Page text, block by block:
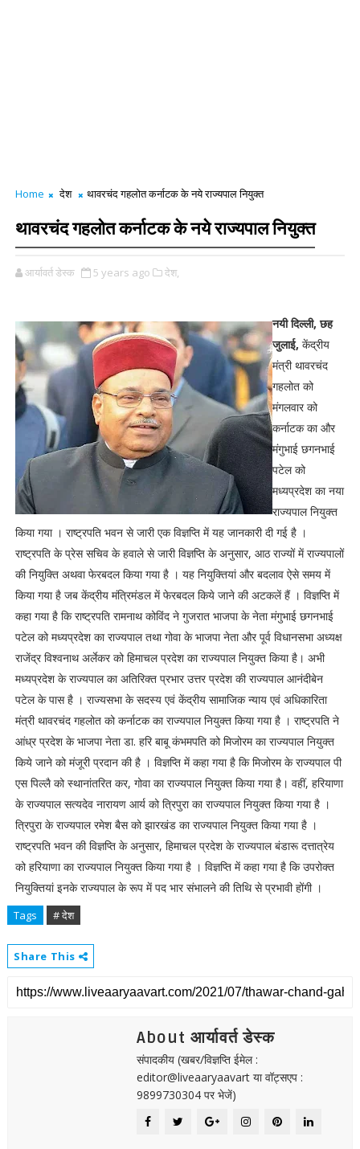
Home देश थावरचंद गहलोत कर्नाटक के नये राज्यपाल नियुक्त
थावरचंद गहलोत कर्नाटक के नये राज्यपाल नियुक्त
आर्यावर्त डेस्क 5 years ago देश,
नयी दिल्ली, छह
जुलाई, केंद्रीय
मंत्री थावरचंद
गहलोत को
मंगलवार को
कर्नाटक का और
मंगुभाई छगनभाई
पटेल को
मध्यप्रदेश का नया
राज्यपाल नियुक्त
किया गया । राष्ट्रपति भवन से जारी एक विज्ञप्ति में यह जानकारी दी गई है ।
राष्ट्रपति के प्रेस सचिव के हवाले से जारी विज्ञप्ति के अनुसार, आठ राज्यों में राज्यपालों
की नियुक्ति अथवा फेरबदल किया गया है । यह नियुक्तियां और बदलाव ऐसे समय में
किया गया है जब केंद्रीय मंत्रिमंडल में फेरबदल किये जाने की अटकलें हैं । विज्ञप्ति में
कहा गया है कि राष्ट्रपति रामनाथ कोविंद ने गुजरात भाजपा के नेता मंगुभाई छगनभाई
पटेल को मध्यप्रदेश का राज्यपाल तथा गोवा के भाजपा नेता और पूर्व विधानसभा अध्यक्ष
राजेंद्र विश्वनाथ अर्लेकर को हिमाचल प्रदेश का राज्यपाल नियुक्त किया है। अभी
मध्यप्रदेश के राज्यपाल का अतिरिक्त प्रभार उत्तर प्रदेश की राज्यपाल आनंदीबेन
पटेल के पास है । राज्यसभा के सदस्य एवं केंद्रीय सामाजिक न्याय एवं अधिकारिता
मंत्री थावरचंद गहलोत को कर्नाटक का राज्यपाल नियुक्त किया गया है । राष्ट्रपति ने
आंध्र प्रदेश के भाजपा नेता डा. हरि बाबू कंभमपति को मिजोरम का राज्यपाल नियुक्त
किये जाने को मंजूरी प्रदान की है । विज्ञप्ति में कहा गया है कि मिजोरम के राज्यपाल पी
एस पिल्लै को स्थानांतरित कर, गोवा का राज्यपाल नियुक्त किया गया है। वहीं, हरियाणा
के राज्यपाल सत्यदेव नारायण आर्य को त्रिपुरा का राज्यपाल नियुक्त किया गया है ।
त्रिपुरा के राज्यपाल रमेश बैस को झारखंड का राज्यपाल नियुक्त किया गया है ।
राष्ट्रपति भवन की विज्ञप्ति के अनुसार, हिमाचल प्रदेश के राज्यपाल बंडारू दत्तात्रेय
को हरियाणा का राज्यपाल नियुक्त किया गया है । विज्ञप्ति में कहा गया है कि उपरोक्त
नियुक्तियां इनके राज्यपाल के रूप में पद भार संभालने की तिथि से प्रभावी होंगी ।
Tags # देश
Share This
About आर्यावर्त डेस्क
संपादकीय (खबर/विज्ञप्ति ईमेल :
editor@liveaaryaavart या वॉट्सएप :
9899730304 पर भेजें)